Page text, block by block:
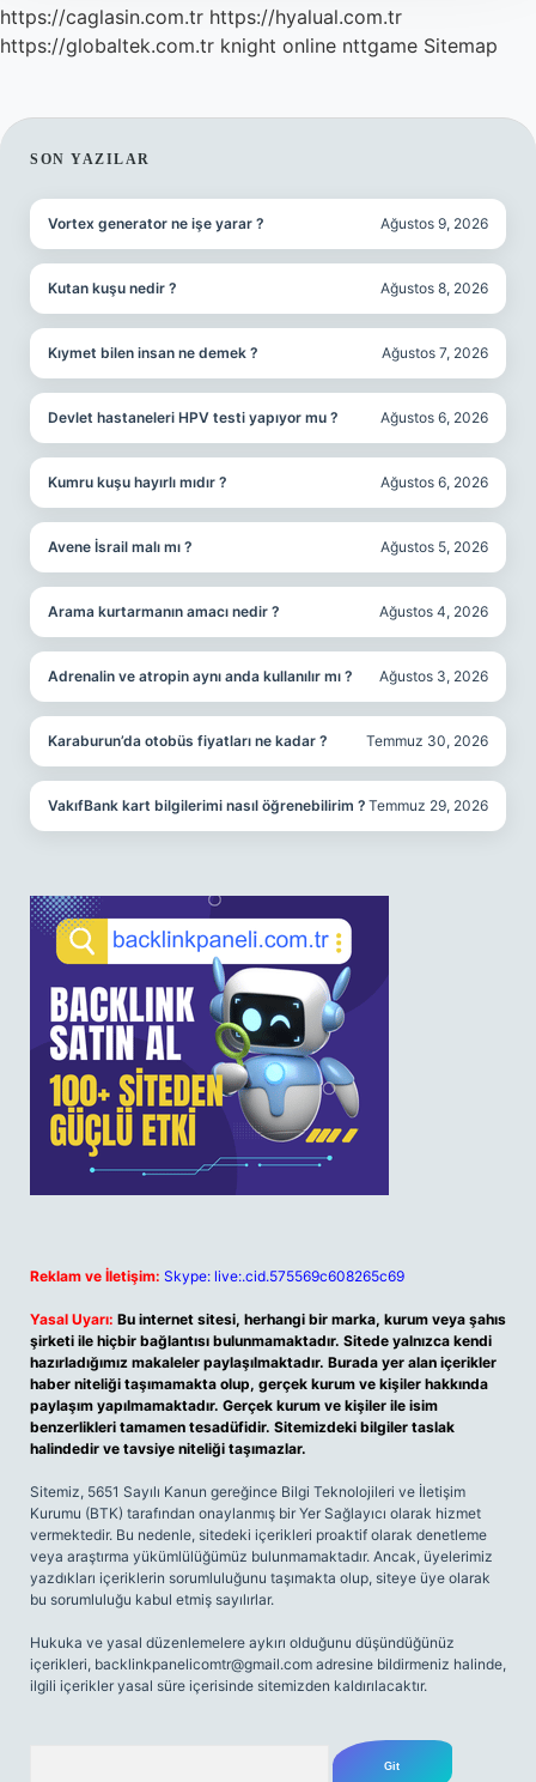
https://caglasin.com.tr https://hyalual.com.tr
https://globaltek.com.tr knight online nttgame Sitemap
SIDEBAR
SON YAZILAR
Vortex generator ne işe yarar ? Ağustos 9, 2026
Kutan kuşu nedir ? Ağustos 8, 2026
Kıymet bilen insan ne demek ? Ağustos 7, 2026
Devlet hastaneleri HPV testi yapıyor mu ? Ağustos 6, 2026
Kumru kuşu hayırlı mıdır ? Ağustos 6, 2026
Avene İsrail malı mı ? Ağustos 5, 2026
Arama kurtarmanın amacı nedir ? Ağustos 4, 2026
Adrenalin ve atropin aynı anda kullanılır mı ? Ağustos 3, 2026
Karaburun’da otobüs fiyatları ne kadar ? Temmuz 30, 2026
VakıfBank kart bilgilerimi nasıl öğrenebilirim ? Temmuz 29, 2026
Reklam ve İletişim: Skype: live:.cid.575569c608265c69
Yasal Uyarı: Bu internet sitesi, herhangi bir marka, kurum veya şahıs
şirketi ile hiçbir bağlantısı bulunmamaktadır. Sitede yalnızca kendi
hazırladığımız makaleler paylaşılmaktadır. Burada yer alan içerikler
haber niteliği taşımamakta olup, gerçek kurum ve kişiler hakkında
paylaşım yapılmamaktadır. Gerçek kurum ve kişiler ile isim
benzerlikleri tamamen tesadüfidir. Sitemizdeki bilgiler taslak
halindedir ve tavsiye niteliği taşımazlar.
Sitemiz, 5651 Sayılı Kanun gereğince Bilgi Teknolojileri ve İletişim
Kurumu (BTK) tarafından onaylanmış bir Yer Sağlayıcı olarak hizmet
vermektedir. Bu nedenle, sitedeki içerikleri proaktif olarak denetleme
veya araştırma yükümlülüğümüz bulunmamaktadır. Ancak, üyelerimiz
yazdıkları içeriklerin sorumluluğunu taşımakta olup, siteye üye olarak
bu sorumluluğu kabul etmiş sayılırlar.
Hukuka ve yasal düzenlemelere aykırı olduğunu düşündüğünüz
içerikleri, backlinkpanelicomtr@gmail.com adresine bildirmeniz halinde,
ilgili içerikler yasal süre içerisinde sitemizden kaldırılacaktır.